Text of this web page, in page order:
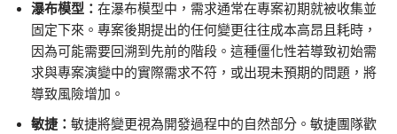
瀑布模型： 在瀑布模型中，需求通常在專案初期就被收集並
固定下來。專案後期提出的任何變更往往成本高昂且耗時，
因為可能需要回溯到先前的階段。這種僵化性若導致初始需
求與專案演變中的實際需求不符，或出現未預期的問題，將
導致風險增加。
敏捷： 敏捷將變更視為開發過程中的自然部分。敏捷團隊歡